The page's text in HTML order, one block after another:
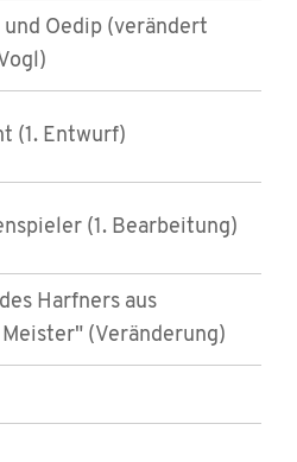
Oedip (verändert
(1. Entwurf)
(1. Bearbeitung)
Harfners aus
(Veränderung)